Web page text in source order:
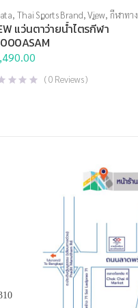
, Thai Sports Brand,View, กีฬาทาง
แว่นตาว่ายน้ำ,แว่นตาว่ายน้ำแข่งขัน
แว่นตาว่ายน้ำไตรกีฬา
(0 Reviews )